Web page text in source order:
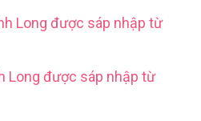
Long được sáp nhập từ
Long được sáp nhập từ